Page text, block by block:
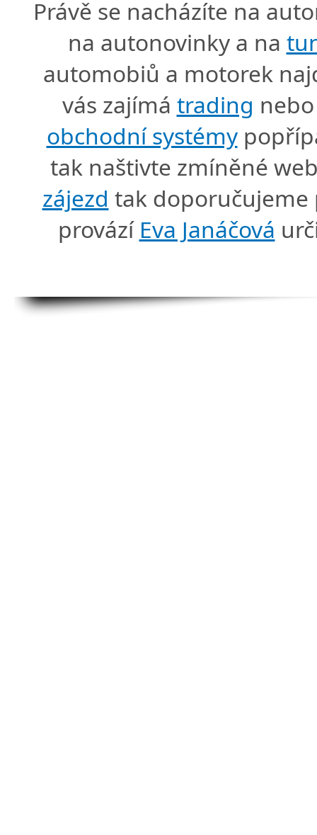
Právě se nacházíte na
na autonovinky a na
automobiů a motorek
vás zajímá trading
obchodní systémy
tak naštivte zmíněné
zájezd tak doporučujeme
provází Eva Janáčová